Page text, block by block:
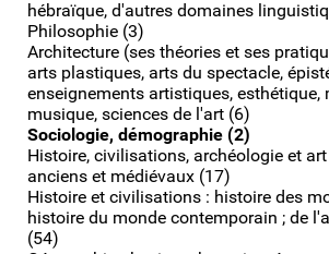
hébraïque, d'autres domaines
Philosophie (3)
Architecture (ses théories et ses
arts plastiques, arts du spectacle,
enseignements artistiques, esthétique,
musique, sciences de l'art (6)
Sociologie, démographie (2)
Histoire, civilisations, archéologie et
anciens et médiévaux (17)
Histoire et civilisations : histoire des
histoire du monde contemporain ; de
(54)